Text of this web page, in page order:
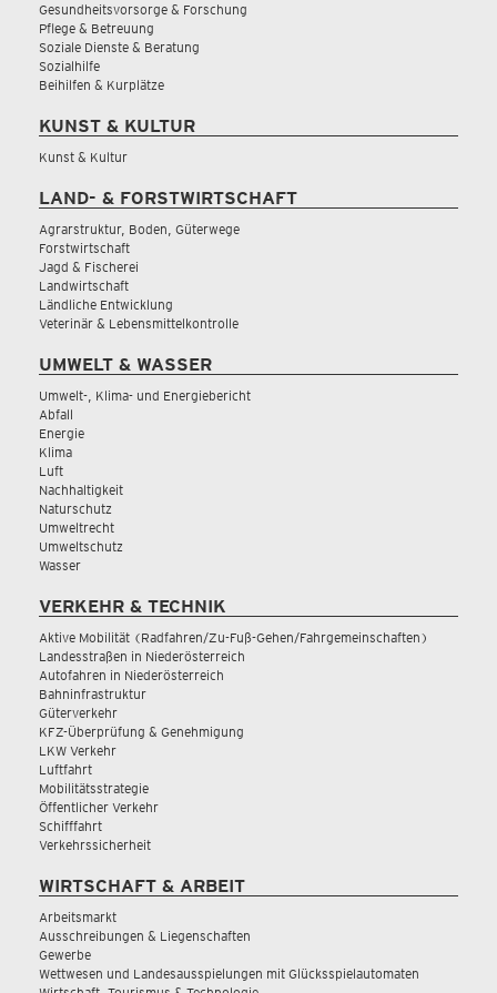
Gesundheitsvorsorge & Forschung
Pflege & Betreuung
Soziale Dienste & Beratung
Sozialhilfe
Beihilfen & Kurplätze
KUNST & KULTUR
Kunst & Kultur
LAND- & FORSTWIRTSCHAFT
Agrarstruktur, Boden, Güterwege
Forstwirtschaft
Jagd & Fischerei
Landwirtschaft
Ländliche Entwicklung
Veterinär & Lebensmittelkontrolle
UMWELT & WASSER
Umwelt-, Klima- und Energiebericht
Abfall
Energie
Klima
Luft
Nachhaltigkeit
Naturschutz
Umweltrecht
Umweltschutz
Wasser
VERKEHR & TECHNIK
Aktive Mobilität (Radfahren/Zu-Fuß-Gehen/Fahrgemeinschaften)
Landesstraßen in Niederösterreich
Autofahren in Niederösterreich
Bahninfrastruktur
Güterverkehr
KFZ-Überprüfung & Genehmigung
LKW Verkehr
Luftfahrt
Mobilitätsstrategie
Öffentlicher Verkehr
Schifffahrt
Verkehrssicherheit
WIRTSCHAFT & ARBEIT
Arbeitsmarkt
Ausschreibungen & Liegenschaften
Gewerbe
Wettwesen und Landesausspielungen mit Glücksspielautomaten